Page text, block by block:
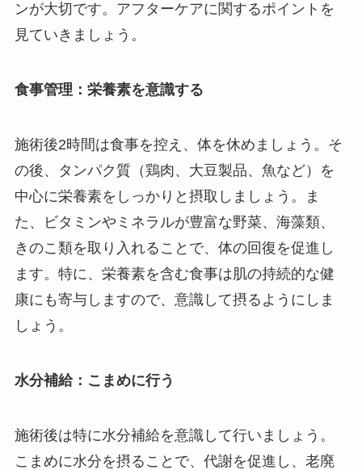
ンが大切です。アフターケアに関するポイントを
見ていきましょう。
食事管理：栄養素を意識する
施術後2時間は食事を控え、体を休めましょう。そ
の後、タンパク質（鶏肉、大豆製品、魚など）を
中心に栄養素をしっかりと摂取しましょう。ま
た、ビタミンやミネラルが豊富な野菜、海藻類、
きのこ類を取り入れることで、体の回復を促進し
ます。特に、栄養素を含む食事は肌の持続的な健
康にも寄与しますので、意識して摂るようにしま
しょう。
水分補給：こまめに行う
施術後は特に水分補給を意識して行いましょう。
こまめに水分を摂ることで、代謝を促進し、老廃